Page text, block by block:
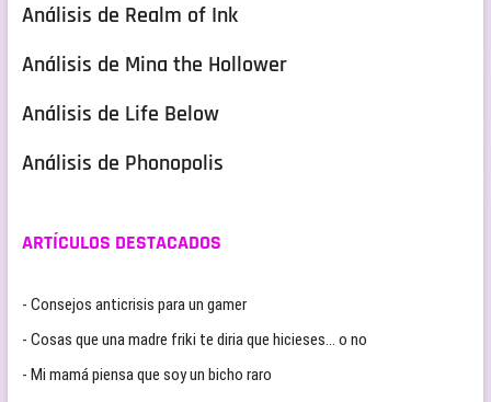
Análisis de Realm of Ink
Análisis de Mina the Hollower
Análisis de Life Below
Análisis de Phonopolis
ARTÍCULOS DESTACADOS
- Consejos anticrisis para un gamer
- Cosas que una madre friki te diria que hicieses… o no
- Mi mamá piensa que soy un bicho raro